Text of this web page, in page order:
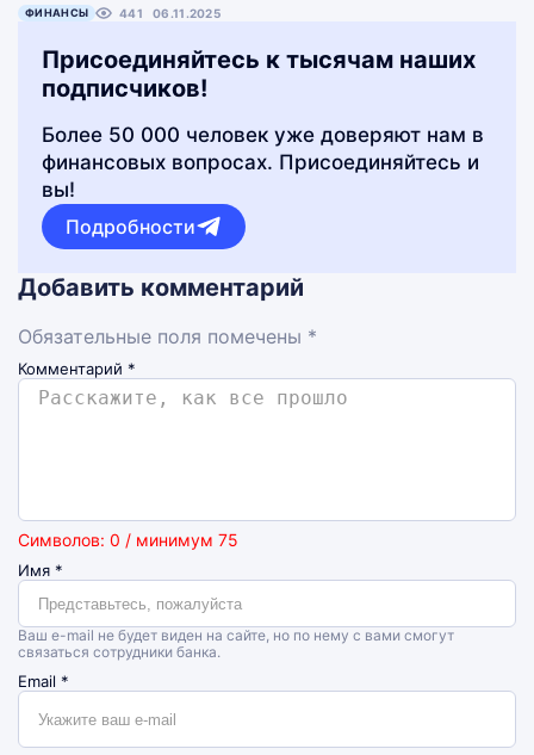
ФИНАНСЫ 441 06.11.2025
Присоединяйтесь к тысячам наших
подписчиков!
Более 50 000 человек уже доверяют нам в
финансовых вопросах. Присоединяйтесь и
вы!
Подробности
Добавить комментарий
Обязательные поля помечены *
Комментарий *
Символов: 0 / минимум 75
Имя *
Ваш e-mail не будет виден на сайте, но по нему с вами смогут
связаться сотрудники банка.
Email *